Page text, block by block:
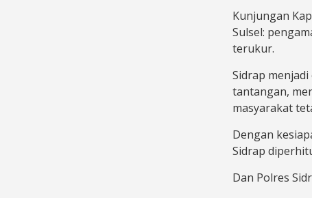
Kunjungan
Sulsel:
terukur.
Sidrap
tantangan,
masyarakat
Dengan
Sidrap
Dan Polres